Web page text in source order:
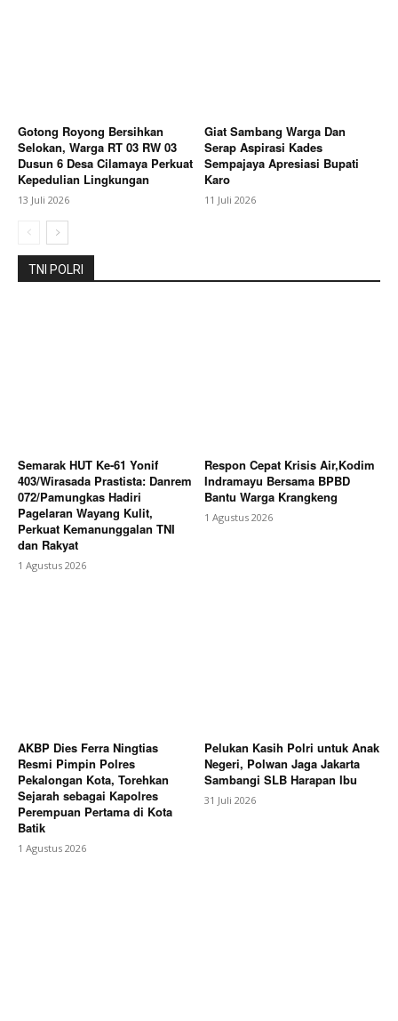
Gotong Royong Bersihkan
Selokan, Warga RT 03 RW 03
Dusun 6 Desa Cilamaya Perkuat
Kepedulian Lingkungan
13 Juli 2026
Giat Sambang Warga Dan
Serap Aspirasi Kades
Sempajaya Apresiasi Bupati
Karo
11 Juli 2026
TNI POLRI
Semarak HUT Ke-61 Yonif
403/Wirasada Prastista: Danrem
072/Pamungkas Hadiri
Pagelaran Wayang Kulit,
Perkuat Kemanunggalan TNI
dan Rakyat
1 Agustus 2026
Respon Cepat Krisis Air,Kodim
Indramayu Bersama BPBD
Bantu Warga Krangkeng
1 Agustus 2026
AKBP Dies Ferra Ningtias
Resmi Pimpin Polres
Pekalongan Kota, Torehkan
Sejarah sebagai Kapolres
Perempuan Pertama di Kota
Batik
1 Agustus 2026
Pelukan Kasih Polri untuk Anak
Negeri, Polwan Jaga Jakarta
Sambangi SLB Harapan Ibu
31 Juli 2026